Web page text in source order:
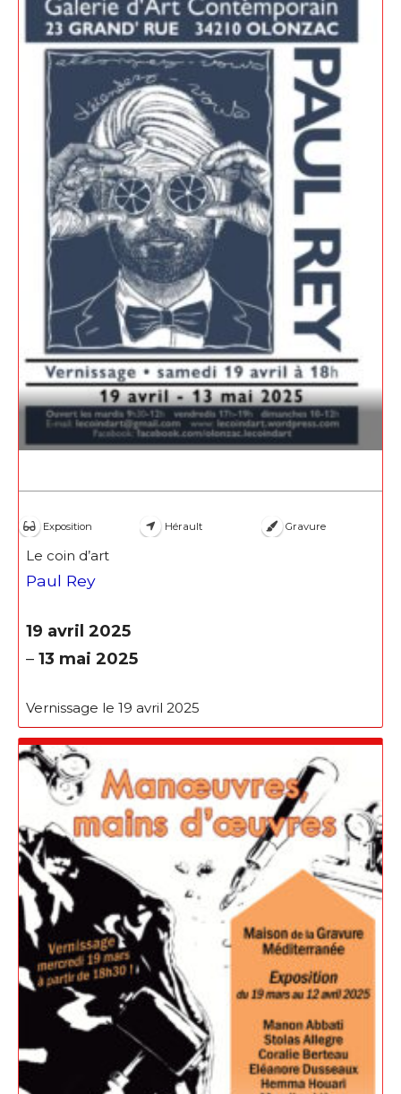
Exposition Hérault Gravure
Le coin d’art
Paul Rey
19 avril 2025
– 13 mai 2025
Vernissage le 19 avril 2025